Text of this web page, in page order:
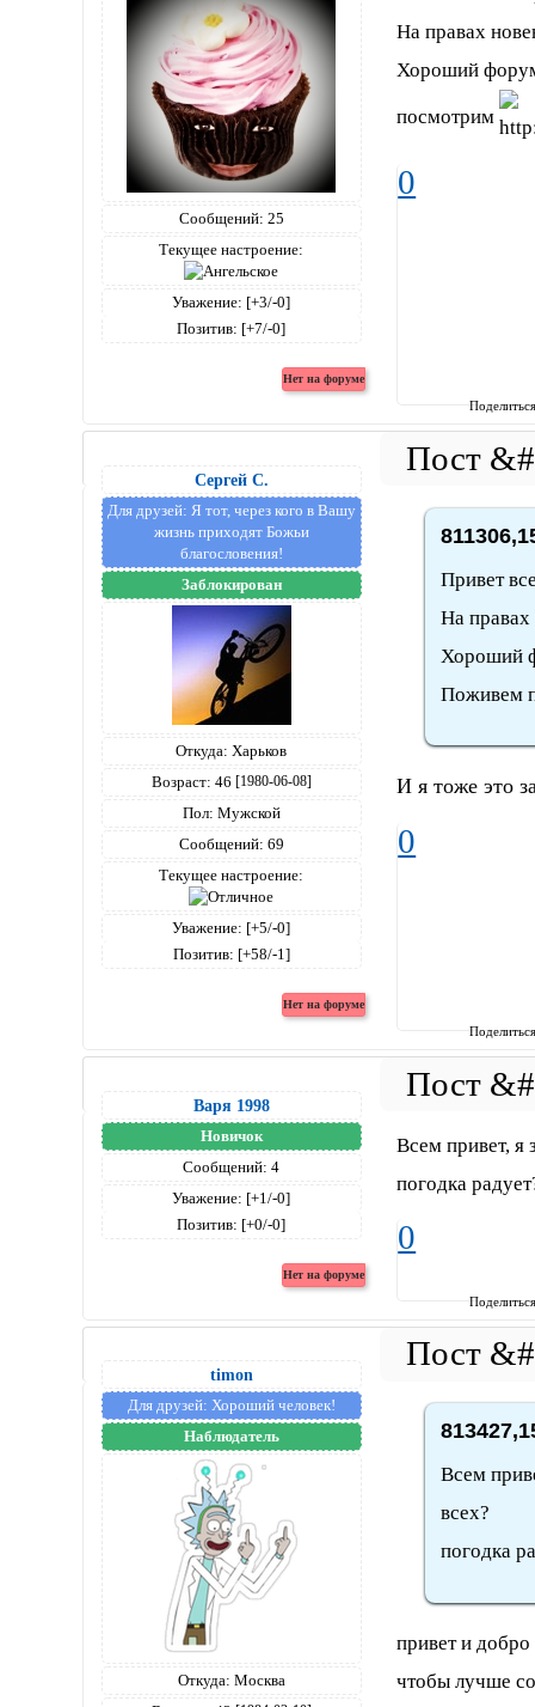
Сообщений: 25
Текущее настроение:
Уважение: [+3/-0]
Позитив: [+7/-0]
На правах
Хороший
посмотрим
0
Сергей С.
Для друзей: Я тот, через кого в Вашу
жизнь приходят Божьи
благословения!
Заблокирован
Откуда: Харьков
Возраст: 46 [1980-06-08]
Пол: Мужской
Сообщений: 69
Текущее настроение:
Уважение: [+5/-0]
Позитив: [+58/-1]
Привет
На правах
Хороший
Поживем
И я тоже это
0
Варя 1998
Новичок
Сообщений: 4
Уважение: [+1/-0]
Позитив: [+0/-0]
Всем привет, я
погодка
0
timon
Для друзей: Хороший человек!
Наблюдатель
Откуда: Москва
Всем
всех?
погодка
привет и
чтобы лучше